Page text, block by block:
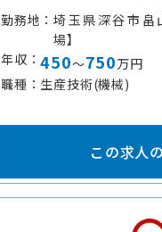
勤務地
埼玉県深谷市畠
場】
年収
450～750万円
職種
生産技術(機械)
この求人